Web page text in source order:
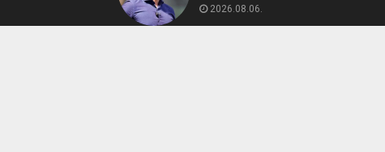
2026.08.06.